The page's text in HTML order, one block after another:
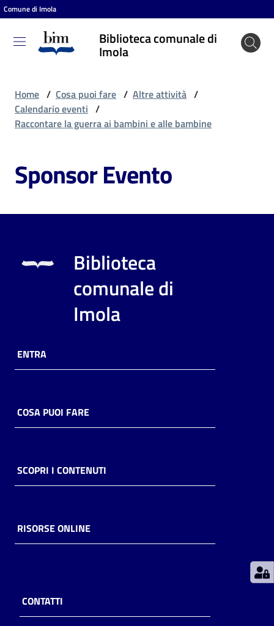
Vai al contenuto
Vai alla navigazione
Vai al footer
Comune di Imola
Biblioteca comunale di
Imola
Biblioteca
comunale
Cosa
fare
Scopri
online
Piani
Decentrate
Home / Cosa puoi fare / Altre attività /
Calendario eventi /
Raccontare la guerra ai bambini e alle bambine
Sponsor Evento
Biblioteca
comunale di
Imola
ENTRA
COSA PUOI FARE
SCOPRI I CONTENUTI
RISORSE ONLINE
CONTATTI